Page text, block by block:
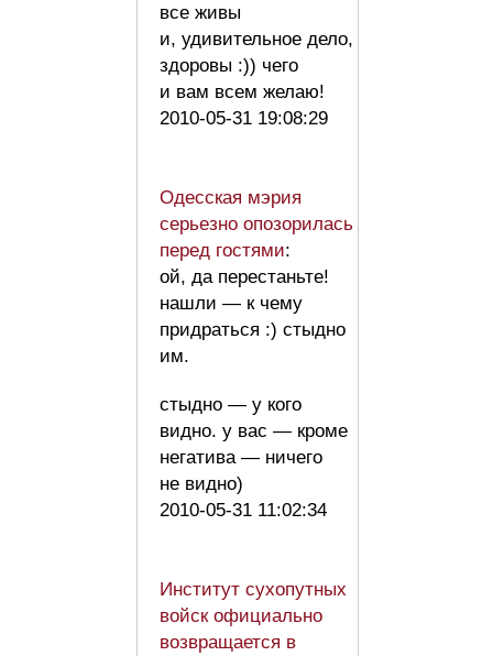
все живы
и, удивительное дело,
здоровы :)) чего
и вам всем желаю!
2010-05-31 19:08:29
Одесская мэрия
серьезно опозорилась
перед гостями:
ой, да перестаньте!
нашли — к чему
придраться :) стыдно
им.
стыдно — у кого
видно. у вас — кроме
негатива — ничего
не видно)
2010-05-31 11:02:34
Институт сухопутных
войск официально
возвращается в